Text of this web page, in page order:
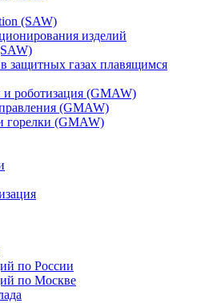
(SAW)
изделий
защитных газах плавящимся
роботизация (GMAW)
(GMAW)
(GMAW)
по России
по Москве